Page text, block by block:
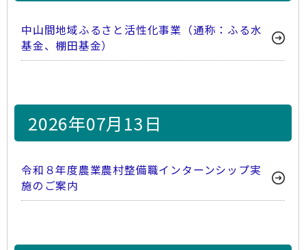
中山間地域ふるさと活性化事業（通称：ふる水
基金、棚田基金）
2026年07月13日
令和８年度農業農村整備職インターンシップ実
施のご案内